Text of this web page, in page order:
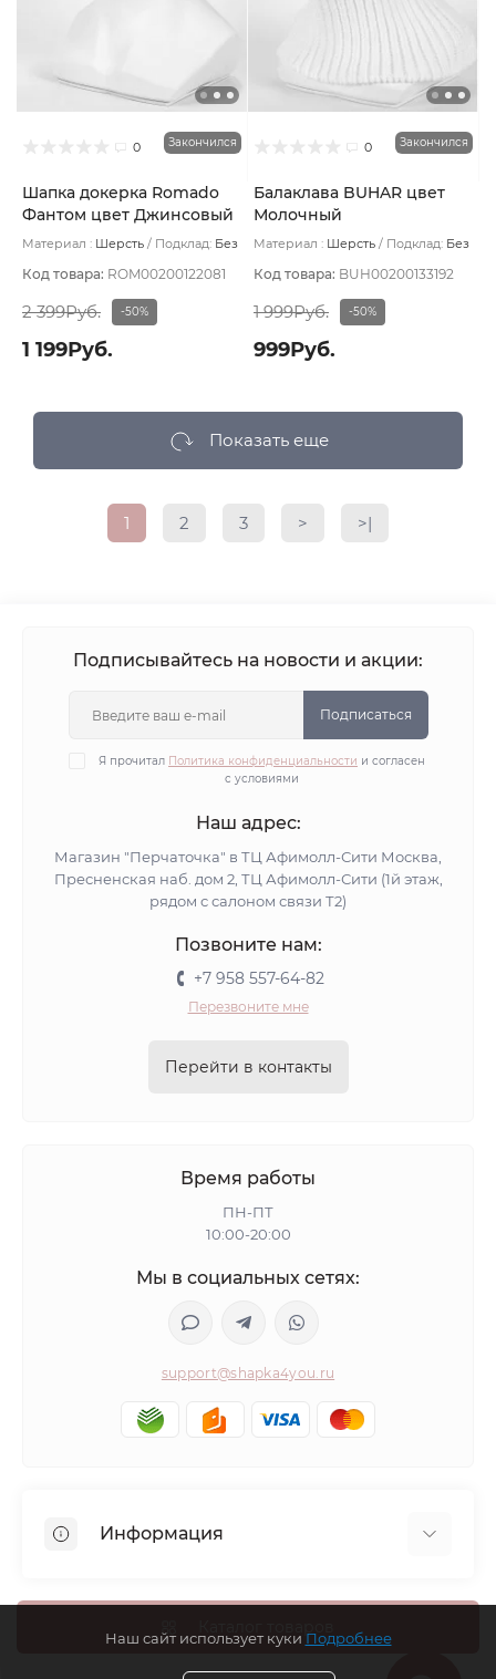
0 Закончился
Шапка докерка Romado
Фантом цвет Джинсовый
Материал : Шерсть Подклад: Без
Код товара: ROM00200122081
2 399Руб. -50%
1 199Руб.
0 Закончился
Балаклава BUHAR цвет
Молочный
Материал : Шерсть Подклад: Без
Код товара: BUH00200133192
1 999Руб. -50%
999Руб.
Показать еще
1 2 3 > >|
Подписывайтесь на новости и акции:
Подписаться
Я прочитал Политика конфиденциальности и согласен
с условиями
Наш адрес:
Магазин "Перчаточка" в ТЦ Афимолл-Сити Москва,
Пресненская наб. дом 2, ТЦ Афимолл-Сити (1й этаж,
рядом с салоном связи Т2)
Позвоните нам:
+7 958 557-64-82
Перезвоните мне
Перейти в контакты
Время работы
ПН-ПТ
10:00-20:00
Мы в социальных сетях:
support@shapka4you.ru
Информация
Наш сайт использует куки Подробнее